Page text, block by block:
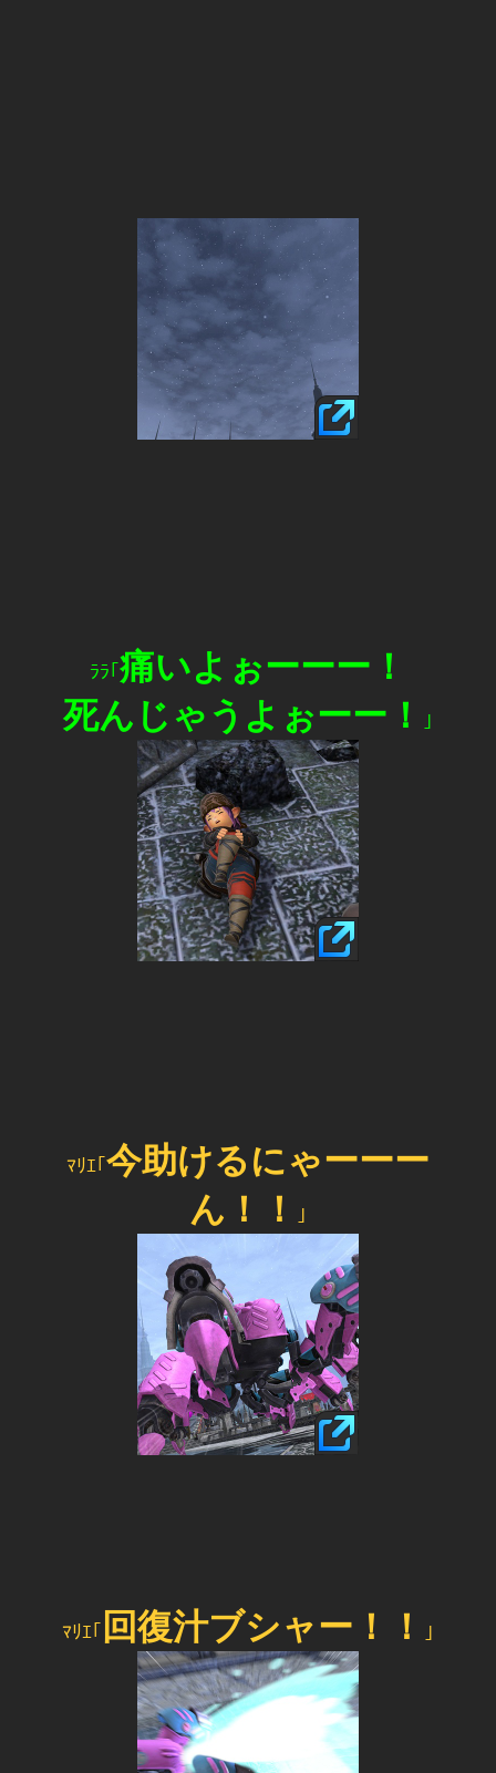
ﾗﾗ｢痛いよぉーーー！
死んじゃうよぉーー！
｣
ﾏﾘｴ｢今助けるにゃーーー
ん！！
｣
ﾏﾘｴ｢ 回復汁ブシャー！！ ｣